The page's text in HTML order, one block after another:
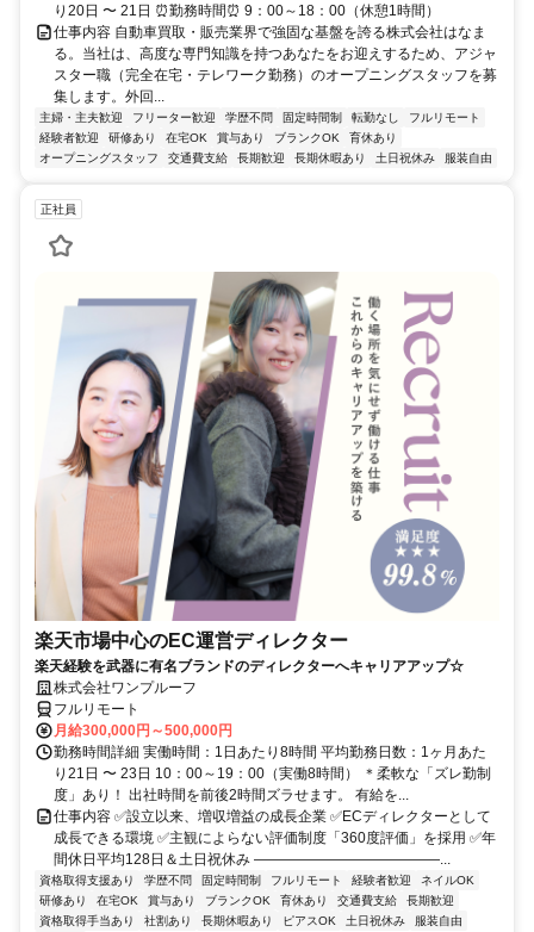
り20日 〜 21日 ⏰勤務時間⏰ 9：00～18：00（休憩1時間）
仕事内容 自動車買取・販売業界で強固な基盤を誇る株式会社はなま
る。当社は、高度な専門知識を持つあなたをお迎えするため、アジャ
スター職（完全在宅・テレワーク勤務）のオープニングスタッフを募
集します。外回...
主婦・主夫歓迎 フリーター歓迎 学歴不問 固定時間制 転勤なし
フルリモート
経験者歓迎
研修あり 在宅OK 賞与あり ブランクOK
育休あり
オープニングスタッフ
交通費支給 長期歓迎 長期休暇あり 土日祝休み 服装自由
正社員
楽天市場中心のEC運営ディレクター
楽天経験を武器に有名ブランドのディレクターへキャリアアップ☆
株式会社ワンプルーフ
フルリモート
月給300,000円～500,000円
勤務時間詳細 実働時間：1日あたり8時間 平均勤務日数：1ヶ月あた
り21日 〜 23日 10：00～19：00（実働8時間） ＊柔軟な「ズレ勤制
度」あり！ 出社時間を前後2時間ズラせます。 有給を...
仕事内容 ✅設立以来、増収増益の成長企業 ✅ECディレクターとして
成長できる環境 ✅主観によらない評価制度「360度評価」を採用 ✅年
間休日平均128日＆土日祝休み ―――――――――――――...
資格取得支援あり 学歴不問 固定時間制 フルリモート 経験者歓迎
ネイルOK
研修あり
在宅OK 賞与あり ブランクOK 育休あり 交通費支給
長期歓迎
資格取得手当あり
社割あり 長期休暇あり ピアスOK 土日祝休み
服装自由